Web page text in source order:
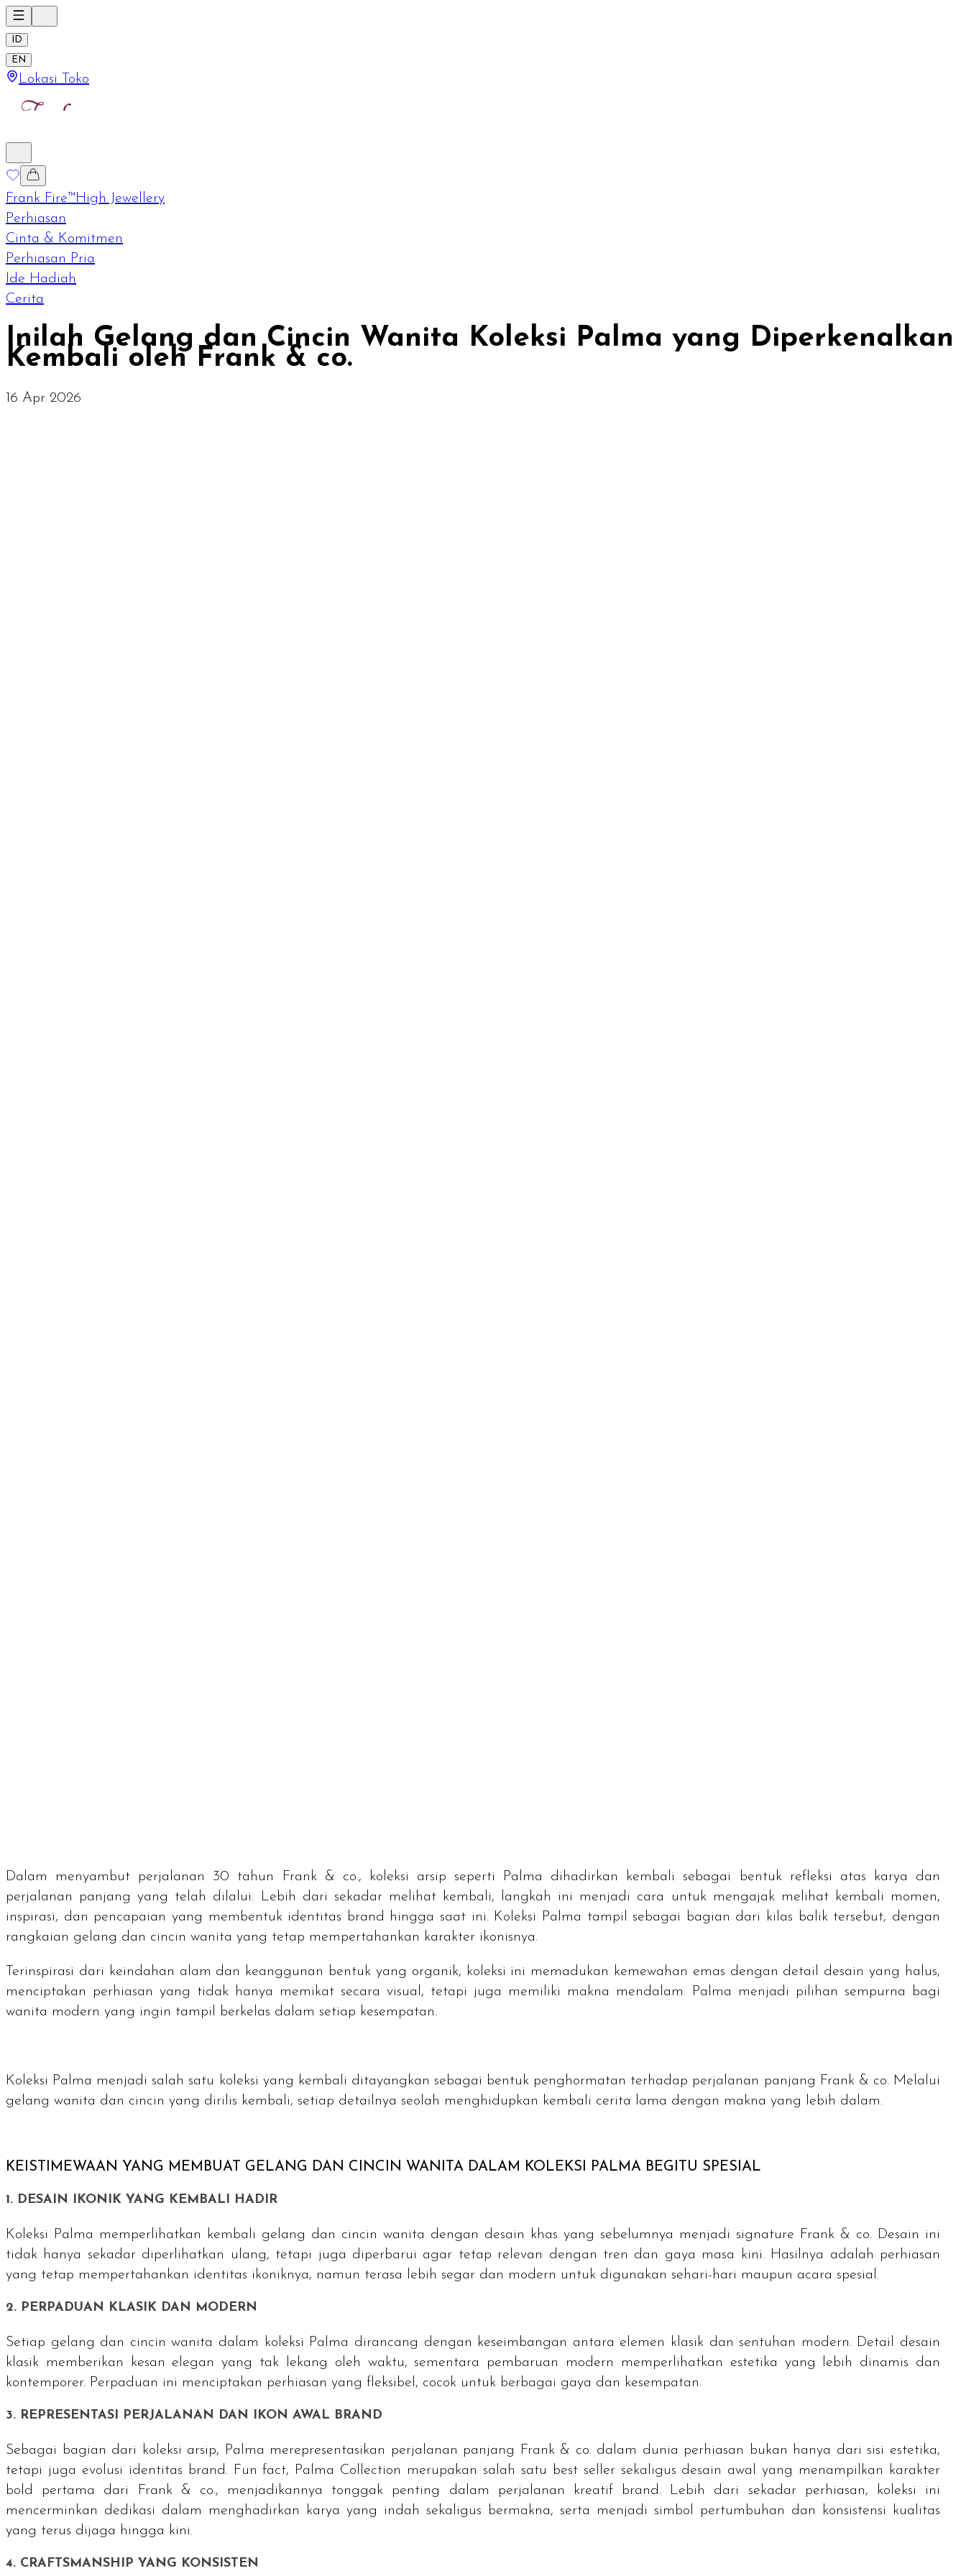
ID
EN
Lokasi Toko
Frank Fire™High Jewellery
Perhiasan
Cinta & Komitmen
Perhiasan Pria
Ide Hadiah
Cerita
Inilah Gelang dan Cincin Wanita Koleksi Palma yang Diperkenalkan
Kembali oleh Frank & co.
16 Apr 2026
Dalam menyambut perjalanan 30 tahun Frank & co., koleksi arsip seperti Palma dihadirkan kembali sebagai bentuk refleksi atas karya dan
perjalanan panjang yang telah dilalui. Lebih dari sekadar melihat kembali, langkah ini menjadi cara untuk mengajak melihat kembali momen,
inspirasi, dan pencapaian yang membentuk identitas brand
hingga saat ini. Koleksi Palma tampil sebagai bagian dari kilas balik tersebut, dengan
rangkaian gelang dan cincin wanita yang tetap mempertahankan karakter ikonisnya.
Terinspirasi dari keindahan alam dan keanggunan bentuk yang organik, koleksi ini memadukan kemewahan emas dengan detail desain yang halus,
menciptakan perhiasan yang tidak hanya memikat secara visual, tetapi juga memiliki makna mendalam. Palma menjadi pilihan sempurna bagi
wanita modern yang ingin tampil berkelas dalam setiap kesempatan.
Koleksi Palma menjadi salah satu koleksi yang kembali ditayangkan sebagai bentuk penghormatan terhadap perjalanan panjang Frank & co. Melalui
gelang wanita dan cincin yang dirilis kembali, setiap detailnya seolah menghidupkan kembali cerita lama dengan makna yang lebih dalam.
KEISTIMEWAAN YANG MEMBUAT GELANG DAN CINCIN WANITA DALAM KOLEKSI PALMA BEGITU SPESIAL
1. DESAIN IKONIK YANG KEMBALI HADIR
Koleksi Palma memperlihatkan kembali gelang dan cincin wanita dengan desain khas yang sebelumnya menjadi signature Frank & co. Desain ini
tidak hanya sekadar diperlihatkan ulang, tetapi juga diperbarui agar tetap relevan dengan tren dan gaya masa kini. Hasilnya adalah perhiasan
yang tetap mempertahankan identitas ikoniknya, namun terasa lebih segar dan modern untuk digunakan sehari-hari maupun acara spesial.
2. PERPADUAN KLASIK DAN MODERN
Setiap gelang dan cincin wanita dalam koleksi Palma dirancang dengan keseimbangan antara elemen klasik dan sentuhan modern. Detail desain
klasik memberikan kesan elegan yang tak lekang oleh waktu, sementara pembaruan modern memperlihatkan estetika yang lebih dinamis dan
kontemporer. Perpaduan ini menciptakan perhiasan yang fleksibel, cocok untuk berbagai gaya dan kesempatan.
3. REPRESENTASI PERJALANAN DAN IKON AWAL BRAND
Sebagai bagian dari koleksi arsip, Palma merepresentasikan perjalanan panjang Frank & co. dalam dunia perhiasan bukan hanya dari sisi estetika,
tetapi juga evolusi identitas brand. Fun fact, Palma Collection merupakan salah satu best seller sekaligus desain awal yang menampilkan karakter
bold pertama dari Frank & co., menjadikannya tonggak penting dalam perjalanan kreatif brand. Lebih dari sekadar perhiasan, koleksi ini
mencerminkan dedikasi dalam menghadirkan karya yang indah sekaligus bermakna, serta menjadi simbol pertumbuhan dan konsistensi kualitas
yang terus dijaga hingga kini.
4. CRAFTSMANSHIP YANG KONSISTEN